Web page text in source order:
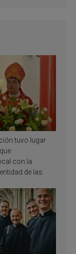
tuvo lugar
con la
de las